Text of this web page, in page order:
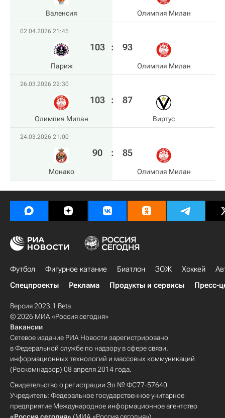
Валенсия Олимпия Милан
02.04.2026 21:45
Париж
103 : 93
Олимпия Милан
26.03.2026 22:30
Олимпия Милан
103 : 87
Виртус
24.03.2026 21:00
Монако
90 : 85
Олимпия Милан
Футбол Фигурное катание Биатлон ЗОЖ Хоккей
Спецпроекты
Реклама Продукты и сервисы Пресс-
Версия 2023.1 Beta
© 2026 МИА «Россия сегодня»
Вакансии
Сетевое издание РИА Новости зарегистрировано
в Федеральной службе по надзору в сфере связи,
информационных технологий и массовых коммуникаций
(Роскомнадзор) 08 апреля 2014 года.
Свидетельство о регистрации Эл № ФС77-57640
Учредитель: Федеральное государственное унитарное
предприятие Международное информационное агентство